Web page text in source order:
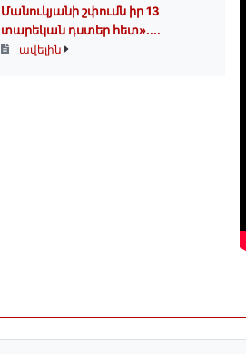
Մանուկյանի շփումն իր 13
տարեկան դստեր հետ»․...
ավելին